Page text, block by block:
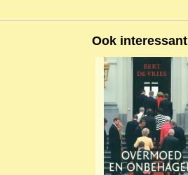
Ook interessant